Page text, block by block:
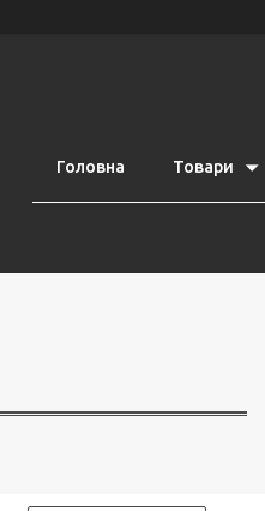
Головна Товари